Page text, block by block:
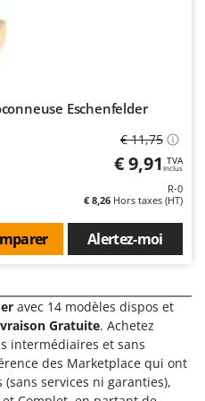
Eschenfelder
€ 11,75
€ 9,91 TVA
Inclus
R-0
€ 8,26 Hors taxes (HT)
Alertez-moi
avec 14 modèles dispos et
Gratuite. Achetez
intermédiaires et sans
des Marketplace qui ont
services ni garanties),